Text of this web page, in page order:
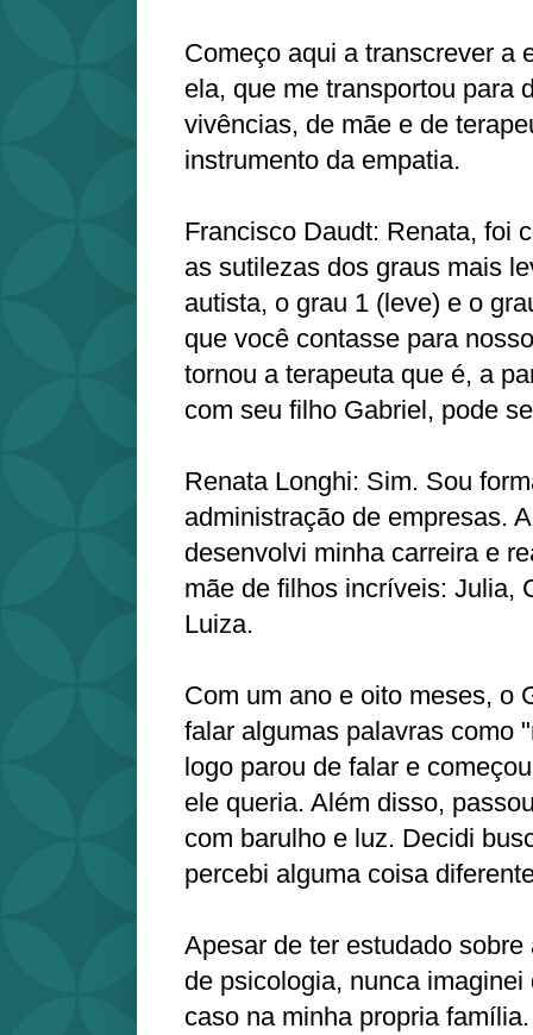
Começo aqui a transcrever a
ela, que me transportou para
vivências, de mãe e de
instrumento da empatia.
Francisco Daudt: Renata, foi
as sutilezas dos graus mais
autista, o grau 1 (leve) e o
que você contasse para
tornou a terapeuta que é, a
com seu filho Gabriel, pode
Renata Longhi: Sim. Sou
administração de empresas.
desenvolvi minha carreira e
mãe de filhos incríveis: Julia,
Luiza.
Com um ano e oito meses, o
falar algumas palavras como
logo parou de falar e
ele queria. Além disso,
com barulho e luz. Decidi
percebi alguma coisa
Apesar de ter estudado
de psicologia, nunca
caso na minha propria